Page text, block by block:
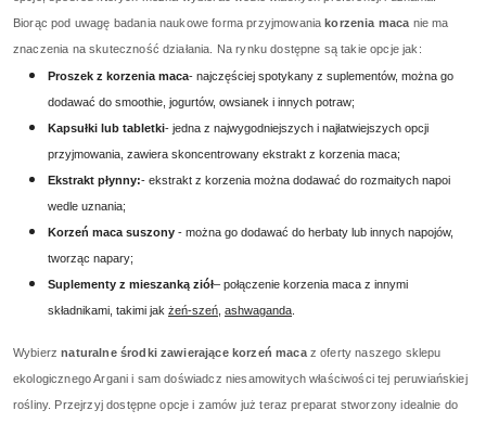
Biorąc pod uwagę badania naukowe forma przyjmowania korzenia macanie ma
znaczenia na skuteczność działania. Na rynku dostępne są takie opcje jak:
Proszek z korzenia maca- najczęściej spotykany z suplementów, można go
dodawać do smoothie, jogurtów, owsianek i innych potraw;
Kapsułki lub tabletki- jedna z najwygodniejszych i najłatwiejszych opcji
przyjmowania, zawiera skoncentrowany ekstrakt z korzenia maca;
Ekstrakt płynny:- ekstrakt z korzenia można dodawać do rozmaitych napoi
wedle uznania;
Korzeń maca suszony - można go dodawać do herbaty lub innych napojów,
tworząc napary;
Suplementy z mieszanką ziół– połączenie korzenia maca z innymi
składnikami, takimi jak żeń-szeń, ashwaganda.
Wybierznaturalne środki zawierające korzeń macaz oferty naszego sklepu
ekologicznego Argani i sam doświadcz niesamowitych właściwości tej peruwiańskiej
rośliny. Przejrzyj dostępne opcje i zamów już teraz preparat stworzony idealnie do